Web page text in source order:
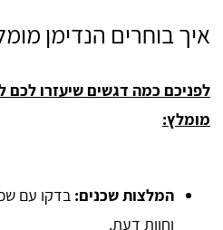
איך בוחרים הנדימן
לפניכם כמה דגשים שיעזרו לכם
מומלץ:
המלצות שכנים: בדקו עם
וחוות דעת.